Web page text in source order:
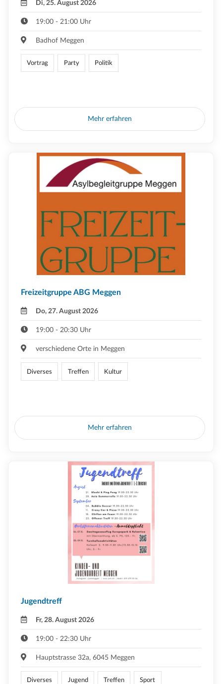
Di, 25. August 2026
19:00 - 21:00 Uhr
Badhof Meggen
Vortrag Party Politik
Mehr erfahren
Freizeitgruppe ABG Meggen
Do, 27. August 2026
19:00 - 20:30 Uhr
verschiedene Orte in Meggen
Diverses Treffen Kultur
Mehr erfahren
Jugendtreff
Fr, 28. August 2026
19:00 - 22:30 Uhr
Hauptstrasse 32a, 6045 Meggen
Diverses Jugend Treffen Sport